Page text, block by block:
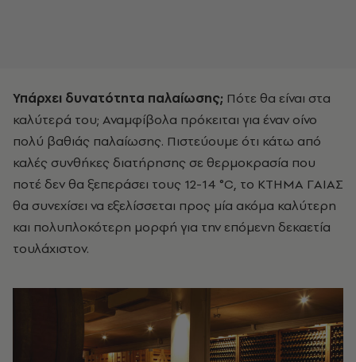
Υπάρχει δυνατότητα παλαίωσης; Πότε θα είναι στα
καλύτερά του; Αναμφίβολα πρόκειται για έναν οίνο
πολύ βαθιάς παλαίωσης. Πιστεύουμε ότι κάτω από
καλές συνθήκες διατήρησης σε θερμοκρασία που
ποτέ δεν θα ξεπεράσει τους 12-14 °C, το KTHMA ΓAIAΣ
θα συνεχίσει να εξελίσσεται προς μία ακόμα καλύτερη
και πολυπλοκότερη μορφή για την επόμενη δεκαετία
τουλάχιστον.